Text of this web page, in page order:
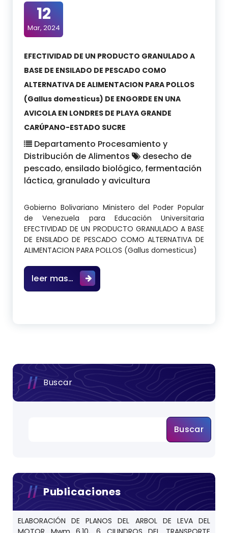
12
Mar, 2024
EFECTIVIDAD DE UN PRODUCTO GRANULADO A
BASE DE ENSILADO DE PESCADO COMO
ALTERNATIVA DE ALIMENTACION PARA POLLOS
(Gallus domesticus) DE ENGORDE EN UNA
AVICOLA EN LONDRES DE PLAYA GRANDE
CARÚPANO-ESTADO SUCRE
Departamento Procesamiento y
Distribución de Alimentos
desecho de
pescado, ensilado biológico, fermentación
láctica, granulado y avicultura
Gobierno Bolivariano Ministero del Poder Popular
de Venezuela para Educación Universitaria
EFECTIVIDAD DE UN PRODUCTO GRANULADO A BASE
DE ENSILADO DE PESCADO COMO ALTERNATIVA DE
ALIMENTACION PARA POLLOS (Gallus domesticus)
leer mas… EFECTIVIDAD DE UN PRODUCTO
Buscar
Buscar
Publicaciones
ELABORACIÓN DE PLANOS DEL ARBOL DE LEVA DEL